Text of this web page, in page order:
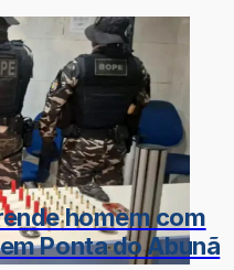
homem com
Ponta do Abunã